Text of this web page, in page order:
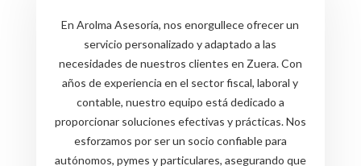
En Arolma Asesoría, nos enorgullece ofrecer un
servicio personalizado y adaptado a las
necesidades de nuestros clientes en Zuera. Con
años de experiencia en el sector fiscal, laboral y
contable, nuestro equipo está dedicado a
proporcionar soluciones efectivas y prácticas. Nos
esforzamos por ser un socio confiable para
autónomos, pymes y particulares, asegurando que